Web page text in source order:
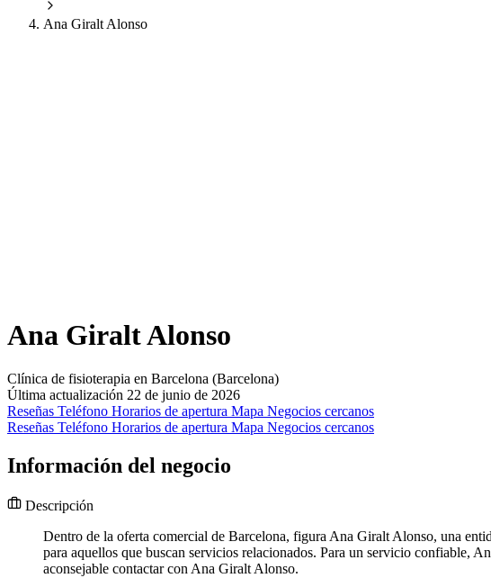
Ana Giralt Alonso
Ana Giralt Alonso
Clínica de fisioterapia en Barcelona (Barcelona)
Última actualización 22 de junio de 2026
Reseñas Teléfono Horarios de apertura Mapa Negocios cercanos
Reseñas Teléfono Horarios de apertura Mapa Negocios cercanos
Información del negocio
Descripción
Dentro de la oferta comercial de Barcelona, figura Ana Giralt Alonso, una
para aquellos que buscan servicios relacionados. Para un servicio confiable,
aconsejable contactar con Ana Giralt Alonso.